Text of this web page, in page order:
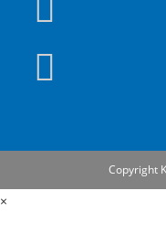
Copyright
×